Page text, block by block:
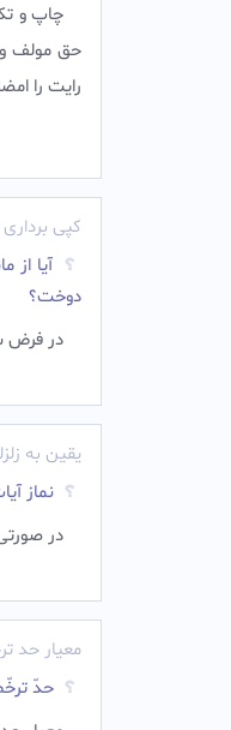
چاپ و
حق مولف و
رایت را
کپی برداری
آیا
دوخت؟
در فرض
یقین به
نماز
در
معیار حد
حدّ